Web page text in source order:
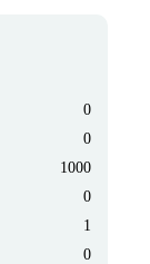
0
0
1000
0
1
0